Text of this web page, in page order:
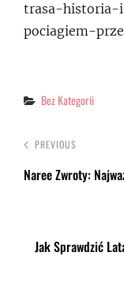
trasa-historia-
pociagiem-
Categories
Bez Kategorii
PREVIOUS
Naree Zwroty:
Jak Sprawdzić